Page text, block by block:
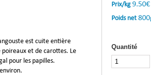
est cuite entière
et de carottes. Le
pour les papilles.
Prix/kg 9.50€
Poids net
Quantité